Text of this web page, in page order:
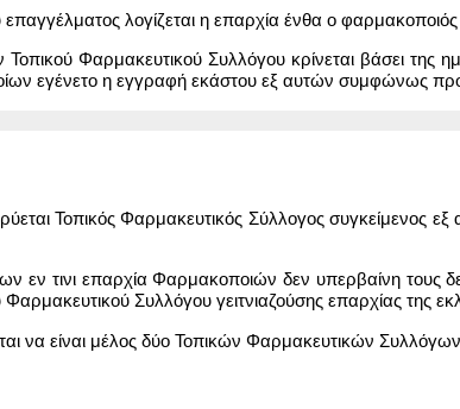
λογίζεται η επαρχία ένθα ο φαρμακοποιός
Φαρμακευτικού Συλλόγου κρίνεται βάσει της
εγένετο η εγγραφή εκάστου εξ αυτών συμφώνως
Τοπικός Φαρμακευτικός Σύλλογος συγκείμενος
εν τινι επαρχία Φαρμακοποιών δεν υπερβαίνη
Συλλόγου γειτνιαζούσης επαρχίας της
να είναι μέλος δύο Τοπικών Φαρμακευτικών